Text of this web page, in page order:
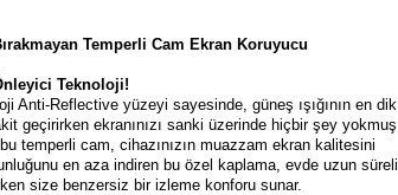
Temperli Cam Ekran Koruyucu
Teknoloji!
Anti-Reflective yüzeyi sayesinde, güneş ışığının en dik
geçirirken ekranınızı sanki üzerinde hiçbir şey yokmuş
temperli cam, cihazınızın muazzam ekran kalitesini
en aza indiren bu özel kaplama, evde uzun süreli
size benzersiz bir izleme konforu sunar.